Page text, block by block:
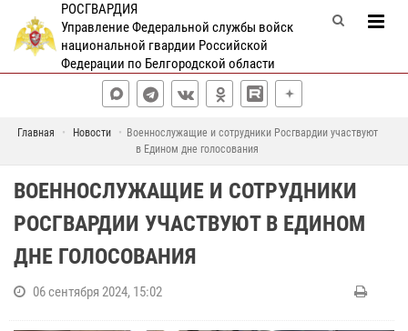
РОСГВАРДИЯ
Управление Федеральной службы войск
национальной гвардии Российской
Федерации по Белгородской области
Главная Новости
Военнослужащие и сотрудники Росгвардии участвуют
в Едином дне голосования
ВОЕННОСЛУЖАЩИЕ И СОТРУДНИКИ
РОСГВАРДИИ УЧАСТВУЮТ В ЕДИНОМ
ДНЕ ГОЛОСОВАНИЯ
06 сентября 2024, 15:02